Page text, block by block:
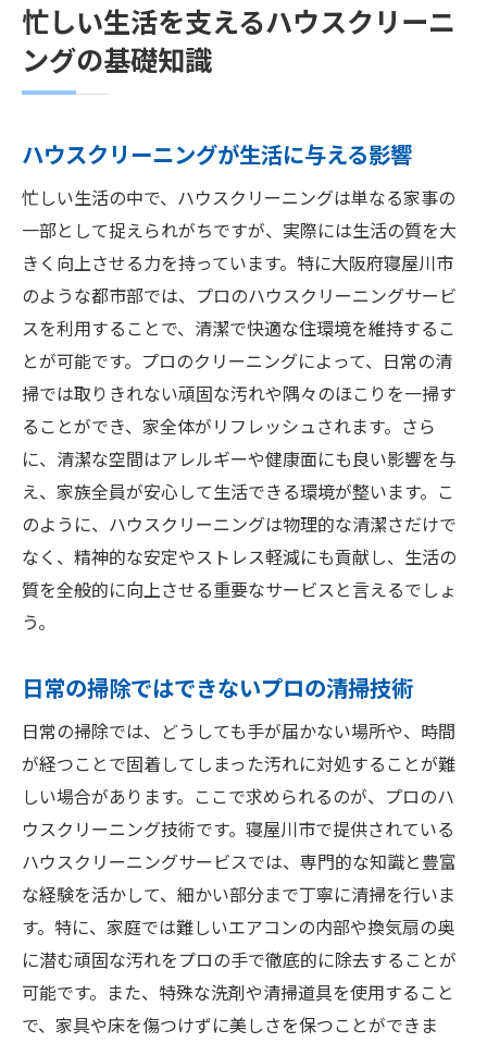
忙しい生活を支えるハウスクリーニ
ングの基礎知識
ハウスクリーニングが生活に与える影響
忙しい生活の中で、ハウスクリーニングは単なる家事の
一部として捉えられがちですが、実際には生活の質を大
きく向上させる力を持っています。特に大阪府寝屋川市
のような都市部では、プロのハウスクリーニングサービ
スを利用することで、清潔で快適な住環境を維持するこ
とが可能です。プロのクリーニングによって、日常の清
掃では取りきれない頑固な汚れや隅々のほこりを一掃す
ることができ、家全体がリフレッシュされます。さら
に、清潔な空間はアレルギーや健康面にも良い影響を与
え、家族全員が安心して生活できる環境が整います。こ
のように、ハウスクリーニングは物理的な清潔さだけで
なく、精神的な安定やストレス軽減にも貢献し、生活の
質を全般的に向上させる重要なサービスと言えるでしょ
う。
日常の掃除ではできないプロの清掃技術
日常の掃除では、どうしても手が届かない場所や、時間
が経つことで固着してしまった汚れに対処することが難
しい場合があります。ここで求められるのが、プロのハ
ウスクリーニング技術です。寝屋川市で提供されている
ハウスクリーニングサービスでは、専門的な知識と豊富
な経験を活かして、細かい部分まで丁寧に清掃を行いま
す。特に、家庭では難しいエアコンの内部や換気扇の奥
に潜む頑固な汚れをプロの手で徹底的に除去することが
可能です。また、特殊な洗剤や清掃道具を使用すること
で、家具や床を傷つけずに美しさを保つことができま